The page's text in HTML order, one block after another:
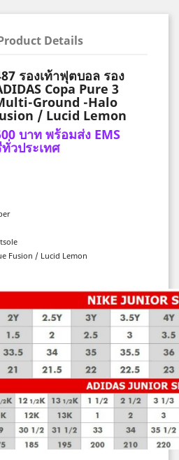
Details
รองเท้าฟุตบอล รอง
Copa Pure 3
Ground -Halo
/ Lucid Lemon
บาท พร้อมส่ง EMS
วประเทศ
Fusion / Lucid Lemon